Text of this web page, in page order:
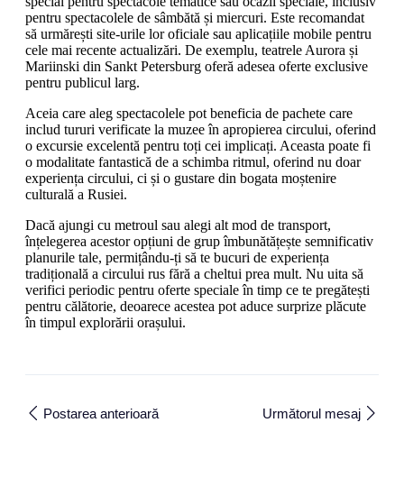
pentru spectacolele de sâmbătă și miercuri. Este recomandat
să urmărești site-urile lor oficiale sau aplicațiile mobile pentru
cele mai recente actualizări. De exemplu, teatrele Aurora și
Mariinski din Sankt Petersburg oferă adesea oferte exclusive
pentru publicul larg.
Aceia care aleg spectacolele pot beneficia de pachete care
includ tururi verificate la muzee în apropierea circului, oferind
o excursie excelentă pentru toți cei implicați. Aceasta poate fi
o modalitate fantastică de a schimba ritmul, oferind nu doar
experiența circului, ci și o gustare din bogata moștenire
culturală a Rusiei.
Dacă ajungi cu metroul sau alegi alt mod de transport,
înțelegerea acestor opțiuni de grup îmbunătățește semnificativ
planurile tale, permițându-ți să te bucuri de experiența
tradițională a circului rus fără a cheltui prea mult. Nu uita să
verifici periodic pentru oferte speciale în timp ce te pregătești
pentru călătorie, deoarece acestea pot aduce surprize plăcute
în timpul explorării orașului.
Postarea anterioară Următorul mesaj